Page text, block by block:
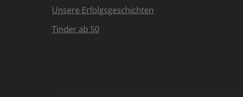
Unsere Erfolgsgeschichten
Tinder ab 50